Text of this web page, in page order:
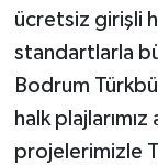
ücretsiz girişli
standartlarla
Bodrum
halk plajlarımız
projelerimizle